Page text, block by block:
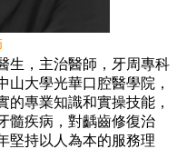
，主治醫師，牙周專科
山大學光華口腔醫學院，
的專業知識和實操技能，
髓疾病，對齲齒修復治
堅持以人為本的服務理